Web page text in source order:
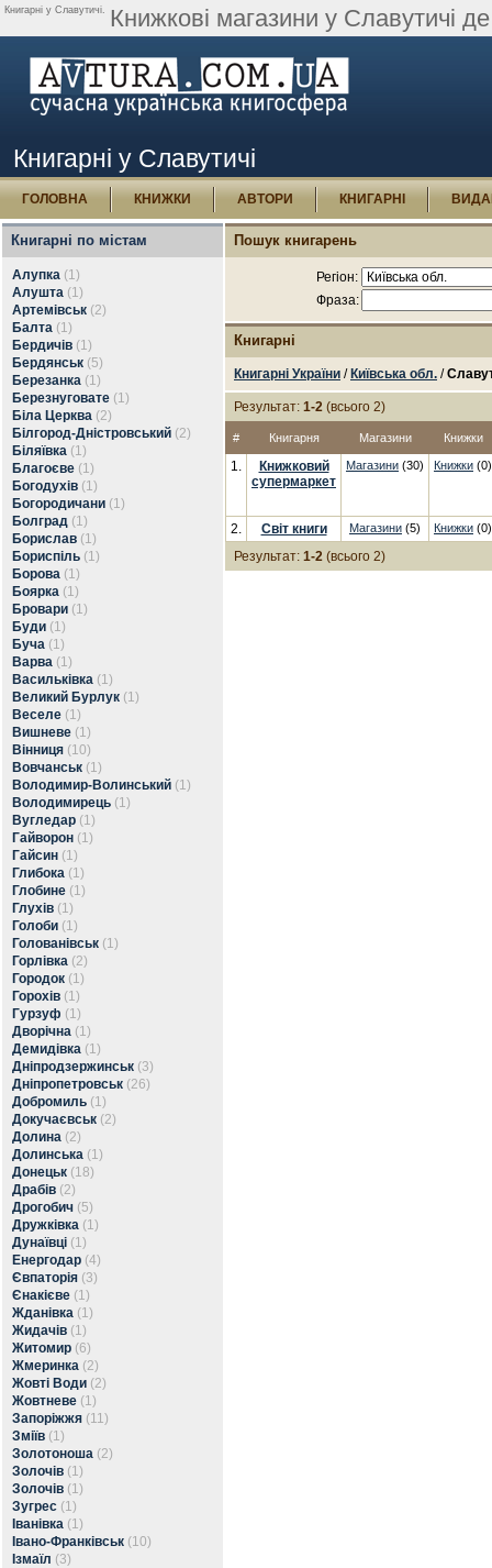
Книгарні у Славутичі. Книжкові магазини у Славутичі
Книгарні у Славутичі
ГОЛОВНА КНИЖКИ АВТОРИ КНИГАРНІ
Книгарні по містам
Алупка (1)
Алушта (1)
Артемівськ (2)
Балта (1)
Бердичів (1)
Бердянськ (5)
Березанка (1)
Березнуговате (1)
Біла Церква (2)
Білгород-Дністровський (2)
Біляївка (1)
Благоєве (1)
Богодухів (1)
Богородичани (1)
Болград (1)
Борислав (1)
Бориспіль (1)
Борова (1)
Боярка (1)
Бровари (1)
Буди (1)
Буча (1)
Варва (1)
Васильківка (1)
Великий Бурлук (1)
Веселе (1)
Вишневе (1)
Вінниця (10)
Вовчанськ (1)
Володимир-Волинський (1)
Володимирець (1)
Вугледар (1)
Гайворон (1)
Гайсин (1)
Глибока (1)
Глобине (1)
Глухів (1)
Голоби (1)
Голованівськ (1)
Горлівка (2)
Городок (1)
Горохів (1)
Гурзуф (1)
Дворічна (1)
Демидівка (1)
Дніпродзержинськ (3)
Дніпропетровськ (26)
Добромиль (1)
Докучаєвськ (2)
Долина (2)
Долинська (1)
Донецьк (18)
Драбів (2)
Дрогобич (5)
Дружківка (1)
Дунаївці (1)
Енергодар (4)
Євпаторія (3)
Єнакієве (1)
Жданівка (1)
Жидачів (1)
Житомир (6)
Жмеринка (2)
Жовті Води (2)
Жовтневе (1)
Запоріжжя (11)
Зміїв (1)
Золотоноша (2)
Золочів (1)
Золочів (1)
Зугрес (1)
Іванівка (1)
Івано-Франківськ (10)
Ізмаїл (3)
Пошук книгарень
Регіон:
Фраза:
Книгарні
Книгарні України / Київська обл. /
Результат: 1-2 (всього 2)
# Книгарня Магазини Книжки
1.
Книжковий
супермаркет
Магазини (30) Книжки (0)
2. Світ книги Магазини (5) Книжки (0)
Результат: 1-2 (всього 2)